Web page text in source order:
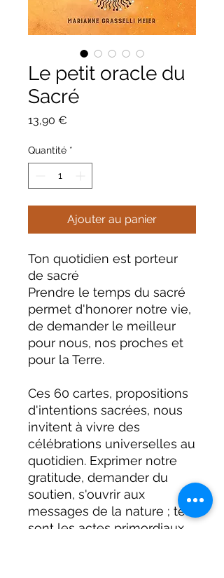
Le petit oracle du
Sacré
13,90 €
Quantité *
Ajouter au panier
Ton quotidien est porteur
de sacré
Prendre le temps du sacré
permet d'honorer notre vie,
de demander le meilleur
pour nous, nos proches et
pour la Terre.
Ces 60 cartes, propositions
d'intentions sacrées, nous
invitent à vivre des
célébrations universelles au
quotidien. Exprimer notre
gratitude, demander du
soutien, s'ouvrir aux
messages de la nature ; tels
sont les actes primordiaux